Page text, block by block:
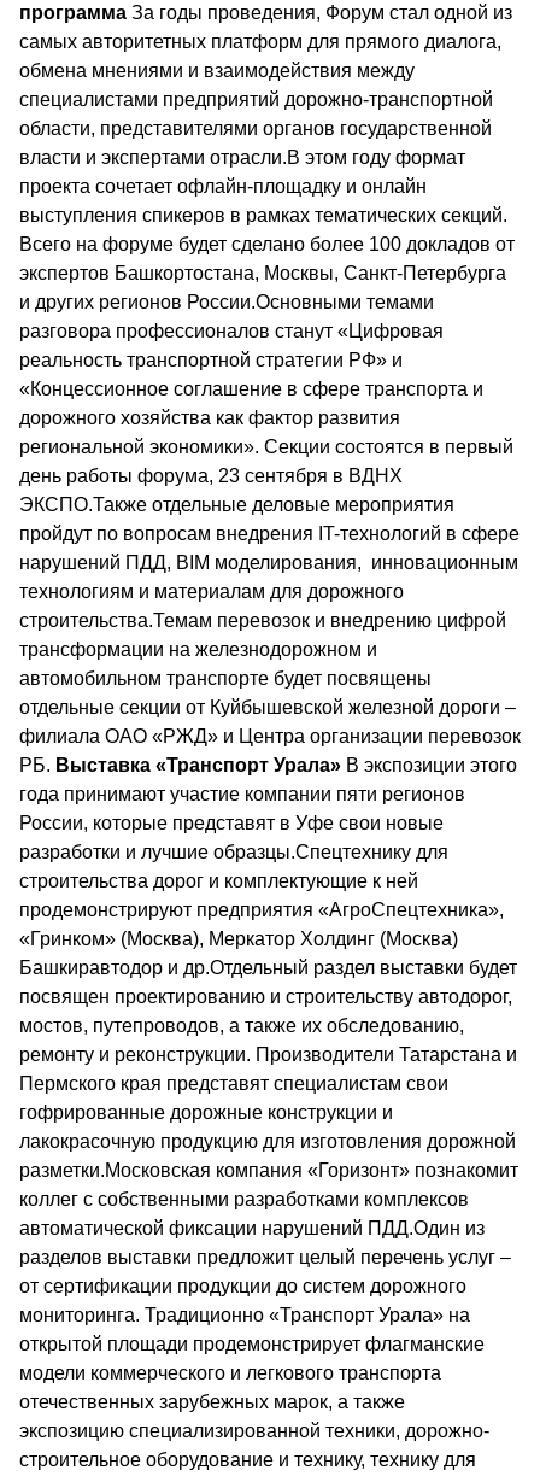
программа За годы проведения, Форум стал одной из
самых авторитетных платформ для прямого диалога,
обмена мнениями и взаимодействия между
специалистами предприятий дорожно-транспортной
области, представителями органов государственной
власти и экспертами отрасли.В этом году формат
проекта сочетает офлайн-площадку и онлайн
выступления спикеров в рамках тематических секций.
Всего на форуме будет сделано более 100 докладов от
экспертов Башкортостана, Москвы, Санкт-Петербурга
и других регионов России.Основными темами
разговора профессионалов станут «Цифровая
реальность транспортной стратегии РФ» и
«Концессионное соглашение в сфере транспорта и
дорожного хозяйства как фактор развития
региональной экономики». Секции состоятся в первый
день работы форума, 23 сентября в ВДНХ
ЭКСПО.Также отдельные деловые мероприятия
пройдут по вопросам внедрения IT-технологий в сфере
нарушений ПДД, BIM моделирования, инновационным
технологиям и материалам для дорожного
строительства.Темам перевозок и внедрению цифрой
трансформации на железнодорожном и
автомобильном транспорте будет посвящены
отдельные секции от Куйбышевской железной дороги –
филиала ОАО «РЖД» и Центра организации перевозок
РБ. Выставка «Транспорт Урала» В экспозиции этого
года принимают участие компании пяти регионов
России, которые представят в Уфе свои новые
разработки и лучшие образцы.Спецтехнику для
строительства дорог и комплектующие к ней
продемонстрируют предприятия «АгроСпецтехника»,
«Гринком» (Москва), Меркатор Холдинг (Москва)
Башкиравтодор и др.Отдельный раздел выставки будет
посвящен проектированию и строительству автодорог,
мостов, путепроводов, а также их обследованию,
ремонту и реконструкции. Производители Татарстана и
Пермского края представят специалистам свои
гофрированные дорожные конструкции и
лакокрасочную продукцию для изготовления дорожной
разметки.Московская компания «Горизонт» познакомит
коллег с собственными разработками комплексов
автоматической фиксации нарушений ПДД.Один из
разделов выставки предложит целый перечень услуг –
от сертификации продукции до систем дорожного
мониторинга. Традиционно «Транспорт Урала» на
открытой площади продемонстрирует флагманские
модели коммерческого и легкового транспорта
отечественных зарубежных марок, а также
экспозицию специализированной техники, дорожно-
строительное оборудование и технику, технику для